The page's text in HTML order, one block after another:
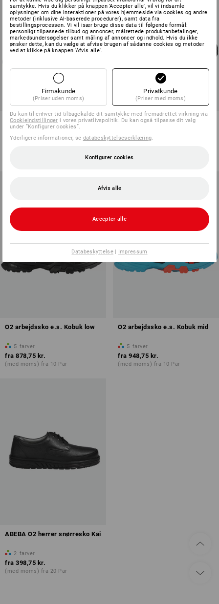
e.s. O2 arbejdssko Tethys mid
6 farver
O2 arbejdssko e.s. Apate II low
5 farver
(med moms) fra 10 Par
O2 arbejdssko e.s. Kobuk low
5 farver
fra 878,75 kr.
(med moms) fra 10 Par
O2 arbejdssko e.s. Kobuk mid
5 farver
fra 948,75 kr.
(med moms) fra 10 Par
ABEBA O2 herrer snørresko Kai
2 farver
fra 398,75 kr.
(med moms) fra 20 Par
samtykke. Hvis du klikker på knappen 'Accepter alle', vil vi indsamle
oplysninger om dine interaktioner på vores hjemmeside via cookies og andre
metoder (inklusive AI-baserede procedurer), samt data fra
bestillingsprocessen. Vi vil især bruge disse data til følgende formål:
personligt tilpassede tilbud og annoncer, målrettede produktanbefalinger,
markedsundersøgelser samt måling af annoncer og indhold. Hvis du ikke
ønsker dette, kan du vælge at afvise brugen af sådanne cookies og metoder
ved at klikke på knappen 'Afvis alle'.
Firmakunde
(Priser uden moms)
Privatkunde
(Priser med moms)
Du kan til enhver tid tilbagekalde dit samtykke med fremadrettet virkning via
Cookieindstillinger i vores privatlivspolitik. Du kan også tilpasse dit valg
under ”Konfigurer cookies”.
Yderligere informationer, se databeskyttelseserklæring.
Konfigurer cookies
Afvis alle
Accepter alle
Databeskyttelse| Impressum